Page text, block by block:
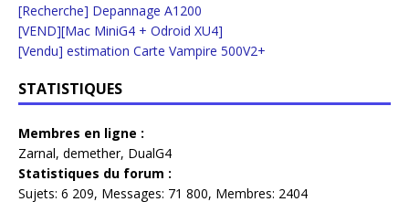
[Recherche] Depannage A1200
[VEND][Mac MiniG4 + Odroid XU4]
[Vendu] estimation Carte Vampire 500V2+
STATISTIQUES
Membres en ligne :
Zarnal, demether, DualG4
Statistiques du forum :
Sujets: 6 209, Messages: 71 800, Membres: 2404